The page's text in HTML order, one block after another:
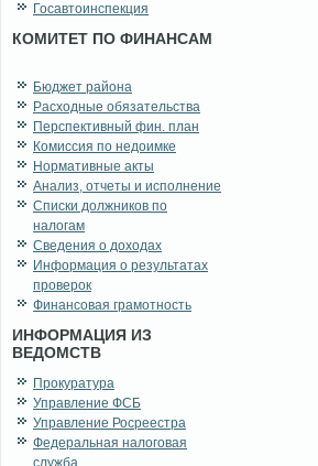
Госавтоинспекция
КОМИТЕТ ПО ФИНАНСАМ
Бюджет района
Расходные обязательства
Перспективный фин. план
Комиссия по недоимке
Нормативные акты
Анализ, отчеты и исполнение
Списки должников по
налогам
Сведения о доходах
Информация о результатах
проверок
Финансовая грамотность
ИНФОРМАЦИЯ ИЗ
ВЕДОМСТВ
Прокуратура
Управление ФСБ
Управление Росреестра
Федеральная налоговая
служба